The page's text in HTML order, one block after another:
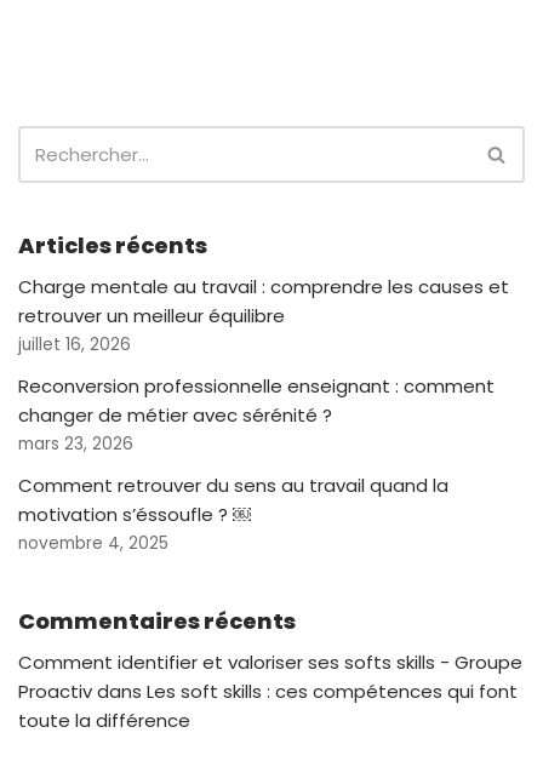
Articles récents
Charge mentale au travail : comprendre les causes et
retrouver un meilleur équilibre
juillet 16, 2026
Reconversion professionnelle enseignant : comment
changer de métier avec sérénité ?
mars 23, 2026
Comment retrouver du sens au travail quand la
motivation s’éssoufle ? ￼
novembre 4, 2025
Commentaires récents
Comment identifier et valoriser ses softs skills - Groupe
Proactivdans Les soft skills : ces compétences qui font
toute la différence